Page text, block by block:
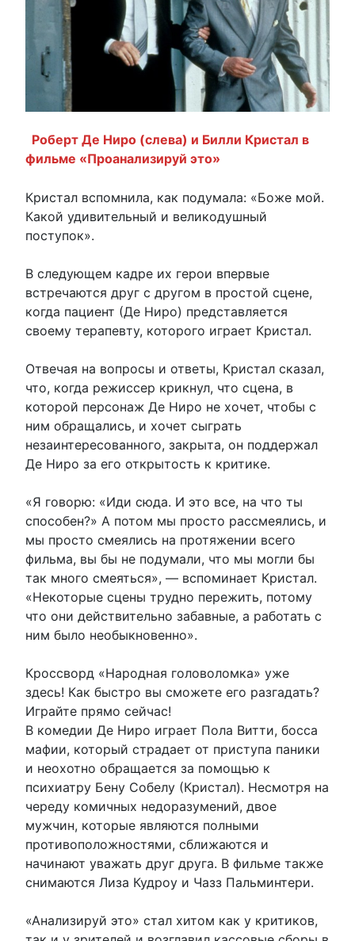
Роберт Де Ниро (слева) и Билли Кристал в
фильме «Проанализируй это»
Кристал вспомнила, как подумала: «Боже мой.
Какой удивительный и великодушный
поступок».
В следующем кадре их герои впервые
встречаются друг с другом в простой сцене,
когда пациент (Де Ниро) представляется
своему терапевту, которого играет Кристал.
Отвечая на вопросы и ответы, Кристал сказал,
что, когда режиссер крикнул, что сцена, в
которой персонаж Де Ниро не хочет, чтобы с
ним обращались, и хочет сыграть
незаинтересованного, закрыта, он поддержал
Де Ниро за его открытость к критике.
«Я говорю: «Иди сюда. И это все, на что ты
способен?» А потом мы просто рассмеялись, и
мы просто смеялись на протяжении всего
фильма, вы бы не подумали, что мы могли бы
так много смеяться», — вспоминает Кристал.
«Некоторые сцены трудно пережить, потому
что они действительно забавные, а работать с
ним было необыкновенно».
Кроссворд «Народная головоломка» уже
здесь! Как быстро вы сможете его разгадать?
Играйте прямо сейчас!
В комедии Де Ниро играет Пола Витти, босса
мафии, который страдает от приступа паники
и неохотно обращается за помощью к
психиатру Бену Собелу (Кристал). Несмотря на
череду комичных недоразумений, двое
мужчин, которые являются полными
противоположностями, сближаются и
начинают уважать друг друга. В фильме также
снимаются Лиза Кудроу и Чазз Пальминтери.
«Анализируй это» стал хитом как у критиков,